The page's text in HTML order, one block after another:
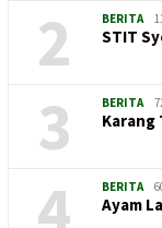
2 BERITA
STIT
3 BERITA
Karang
4 BERITA
Ayam